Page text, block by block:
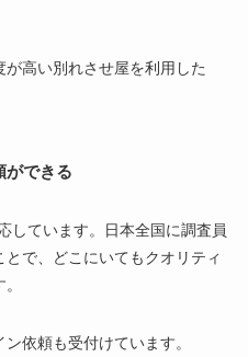
が高い別れさせ屋を利用した
ができる
しています。日本全国に調査員
で、どこにいてもクオリティ
依頼も受付けています。